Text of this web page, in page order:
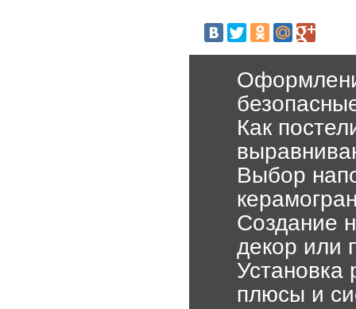
Как
Выбор
Создание
декор или
Установка
плюсы и